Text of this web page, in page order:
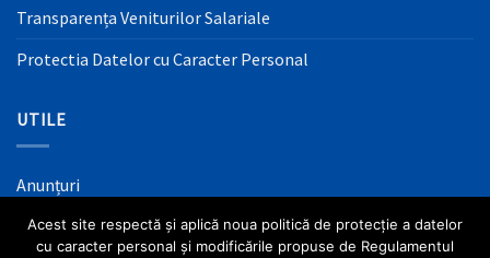
Transparența Veniturilor Salariale
Protectia Datelor cu Caracter Personal
UTILE
Anunțuri
Mass Media
Acest site respectă și aplică noua politică de protecție a datelor
cu caracter personal și modificările propuse de Regulamentul